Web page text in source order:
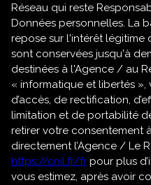
Réseau qui reste
Données personnelles. La
repose sur l'intérêt légitime
sont conservées jusqu'à
destinées à l'Agence / au
« informatique et libertés
d’accès, de rectification,
limitation et de portabilité
retirer votre consentement
directement l’Agence / Le
https://cnil.fr/fr pour plus
vous estimez, après avoir